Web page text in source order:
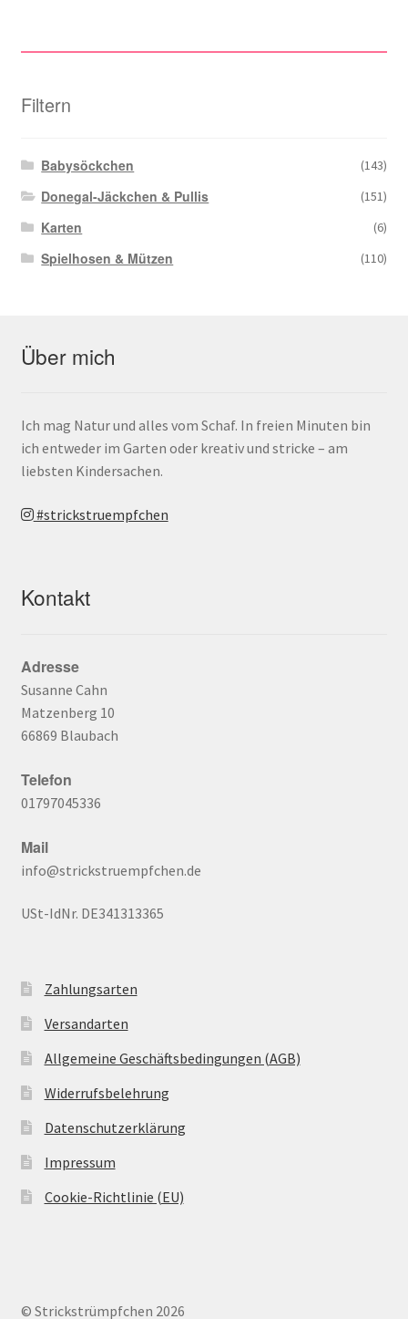
Filtern
Babysöckchen (143)
Donegal-Jäckchen & Pullis (151)
Karten (6)
Spielhosen & Mützen (110)
Über mich
Ich mag Natur und alles vom Schaf. In freien Minuten bin
ich entweder im Garten oder kreativ und stricke – am
liebsten Kindersachen.
#strickstruempfchen
Kontakt
Adresse
Susanne Cahn
Matzenberg 10
66869 Blaubach
Telefon
01797045336
Mail
info@strickstruempfchen.de
USt-IdNr. DE341313365
Zahlungsarten
Versandarten
Allgemeine Geschäftsbedingungen (AGB)
Widerrufsbelehrung
Datenschutzerklärung
Impressum
Cookie-Richtlinie (EU)
© Strickstrümpfchen 2026